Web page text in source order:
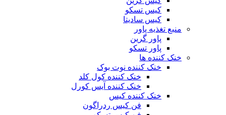
کیس تسکو
کیس سادیتا
منبع تغذیه‌ پاور
پاور گرین
پاور تسکو
خنک کننده ها
خنک کننده نوت بوک
خنک کننده کول کلد
خنک کننده آیس کورل
خنک کننده کیس
فن کیس ردراگون